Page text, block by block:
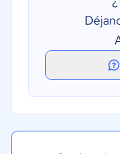
Gestión de
Planificación
Gestión de